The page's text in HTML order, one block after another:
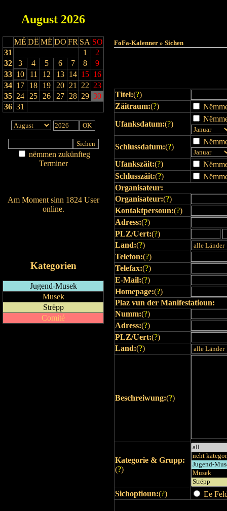
August 2026
MÉ DË MË DO FR SA SO
31
1
2
32
3 4 5 6 7 8
9
33 10 11 12 13 14 15 16
34 17 18 19 20 21 22 23
35 24 25 26 27 28 29 30
36 31
nëmmen zukünfteg
Terminer
Am Moment sinn 1824 User
online.
Kategorien
Jugend-Musek
Musek
Strëpp
Comité
FoFa-Kalenner » Sichen
Titel:(?)
Zäitraum:(?)
Ufanksdatum:(?)
Schlussdatum:(?)
Ufankszäit:(?)
Schlusszäit:(?)
Organisateur:
Organisateur:(?)
Kontaktpersoun:(?)
Adress:(?)
PLZ/Uert:(?)
Land:(?)
Telefon:(?)
Telefax:(?)
E-Mail:(?)
Homepage:(?)
Plaz vun der Manifestatioun:
Numm:(?)
Adress:(?)
PLZ/Uert:(?)
Land:(?)
Beschreiwung:(?)
Kategorie & Grupp:
(?)
Sichoptioun:(?) Ee